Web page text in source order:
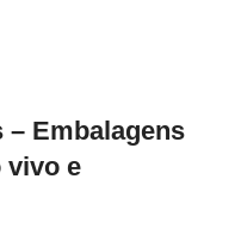
– Embalagens
vivo e